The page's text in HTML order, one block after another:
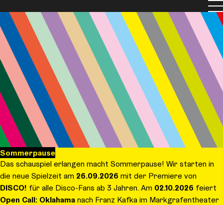
Sommerpause
Das schauspiel erlangen macht Sommerpause! Wir starten in
die neue Spielzeit am 26.09.2026 mit der Premiere von
DISCO! für alle Disco-Fans ab 3 Jahren. Am 02.10.2026 feiert
Open Call: Oklahamanach Franz Kafka im Markgrafentheater